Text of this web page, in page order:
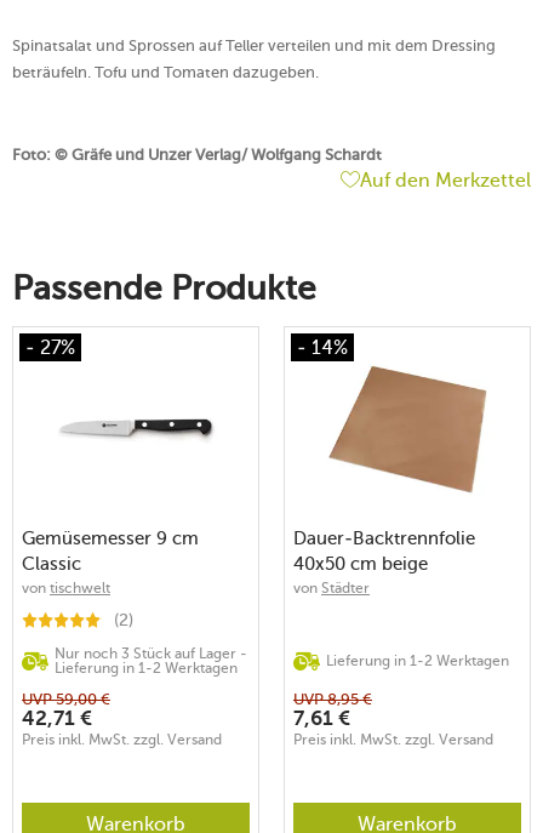
Spinatsalat und Sprossen auf Teller verteilen und mit dem Dressing
beträufeln. Tofu und Tomaten dazugeben.
Foto: © Gräfe und Unzer Verlag/ Wolfgang Schardt
Auf den Merkzettel
Passende Produkte
- 27%
Gemüsemesser 9 cm
Classic
von tischwelt
(2)
Nur noch 3 Stück auf Lager -
Lieferung in 1-2 Werktagen
UVP59,00 €
42,71 €
Preis inkl. MwSt. zzgl. Versand
Warenkorb
- 14%
Dauer-Backtrennfolie
40x50 cm beige
von Städter
Lieferung in 1-2 Werktagen
UVP8,95 €
7,61 €
Preis inkl. MwSt. zzgl. Versand
Warenkorb